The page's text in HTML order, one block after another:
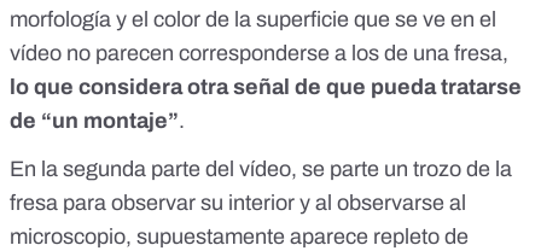
morfología y el color de la superficie que se ve en el
vídeo no parecen corresponderse a los de una fresa,
lo que considera otra señal de que pueda tratarse
de “un montaje”.
En la segunda parte del vídeo, se parte un trozo de la
fresa para observar su interior y al observarse al
microscopio, supuestamente aparece repleto de